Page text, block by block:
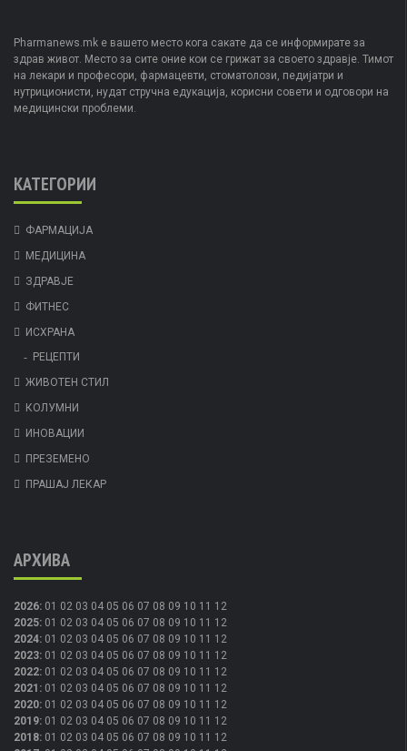
Pharmanews.mk е вашето место кога сакате да се информирате за
здрав живот. Место за сите оние кои се грижат за своето здравје. Тимот
на лекари и професори, фармацевти, стоматолози, педијатри и
нутриционисти, нудат стручна едукација, корисни совети и одговори на
медицински проблеми.
КАТЕГОРИИ
ФАРМАЦИЈА
МЕДИЦИНА
ЗДРАВЈЕ
ФИТНЕС
ИСХРАНА
РЕЦЕПТИ
ЖИВОТЕН СТИЛ
КОЛУМНИ
ИНОВАЦИИ
ПРЕЗЕМЕНО
ПРАШАЈ ЛЕКАР
АРХИВА
2026: 01 02 03 04 05 06 07 08 09 10 11 12
2025: 01 02 03 04 05 06 07 08 09 10 11 12
2024: 01 02 03 04 05 06 07 08 09 10 11 12
2023: 01 02 03 04 05 06 07 08 09 10 11 12
2022: 01 02 03 04 05 06 07 08 09 10 11 12
2021 : 01 02 03 04 05 06 07 08 09 10 11 12
2020: 01 02 03 04 05 06 07 08 09 10 11 12
2019: 01 02 03 04 05 06 07 08 09 10 11 12
2018: 01 02 03 04 05 06 07 08 09 10 11 12